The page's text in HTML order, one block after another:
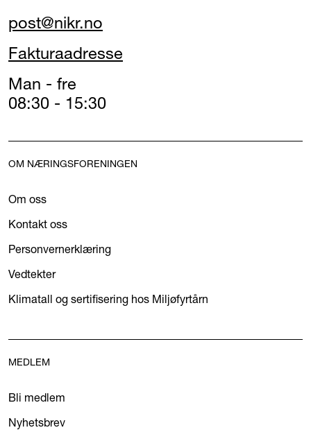
post@nikr.no
Fakturaadresse
Man - fre
08:30 - 15:30
OM NÆRINGSFORENINGEN
Om oss
Kontakt oss
Personvernerklæring
Vedtekter
Klimatall og sertifisering hos Miljøfyrtårn
MEDLEM
Bli medlem
Nyhetsbrev